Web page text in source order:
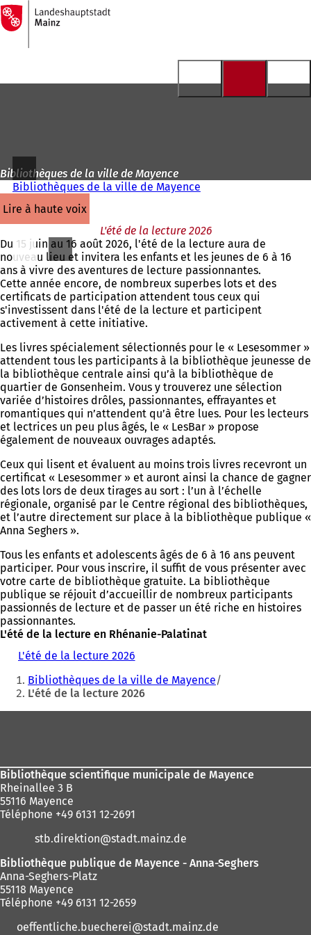
Accéder au contenu
Vers
la
page
d'accueil
Bibliothèques de la ville de Mayence
Bibliothèques de la ville de Mayence
lire à haute voix
L'été de la lecture 2026
Du 15 juin au 16 août 2026, l'été de la lecture aura de
nouveau lieu et invitera les enfants et les jeunes de 6 à 16
ans à vivre des aventures de lecture passionnantes.
Cette année encore, de nombreux superbes lots et des
certificats de participation attendent tous ceux qui
s'investissent dans l'été de la lecture et participent
activement à cette initiative.
Les livres spécialement sélectionnés pour le « Lesesommer »
attendent tous les participants à la bibliothèque jeunesse de
la bibliothèque centrale ainsi qu’à la bibliothèque de
quartier de Gonsenheim. Vous y trouverez une sélection
variée d’histoires drôles, passionnantes, effrayantes et
romantiques qui n’attendent qu’à être lues. Pour les lecteurs
et lectrices un peu plus âgés, le « LesBar » propose
également de nouveaux ouvrages adaptés.
Ceux qui lisent et évaluent au moins trois livres recevront un
certificat « Lesesommer » et auront ainsi la chance de gagner
des lots lors de deux tirages au sort : l’un à l’échelle
régionale, organisé par le Centre régional des bibliothèques,
et l’autre directement sur place à la bibliothèque publique «
Anna Seghers ».
Tous les enfants et adolescents âgés de 6 à 16 ans peuvent
participer. Pour vous inscrire, il suffit de vous présenter avec
votre carte de bibliothèque gratuite. La bibliothèque
publique se réjouit d’accueillir de nombreux participants
passionnés de lecture et de passer un été riche en histoires
passionnantes.
L'été de la lecture en Rhénanie-Palatinat
L'été de la lecture 2026
'
o
u
a
n
u
l
o
Vous
êtes
ici
Bibliothèques de la ville de Mayence
L'été de la lecture 2026
Bibliothèque scientifique municipale de Mayence
Rheinallee 3 B
55116 Mayence
Téléphone +49 6131 12-2691
stb.direktion
stadt.mainz de
Bibliothèque publique de Mayence - Anna-Seghers
Anna-Seghers-Platz
55118 Mayence
Téléphone +49 6131 12-2659
oeffentliche.buecherei
stadt.mainz de